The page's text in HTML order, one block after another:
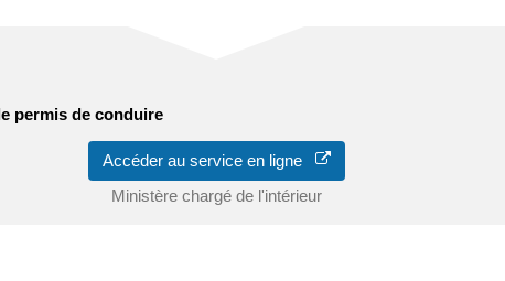
permis de conduire
Accéder au service en ligne
Ministère chargé de l'intérieur